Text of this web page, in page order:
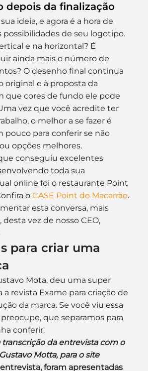
depois da finalização
ideia, e agora é a hora de
possibilidades de seu logotipo.
e na horizontal? É
ainda mais o número de
O desenho final continua
original e à proposta da
que cores de fundo ele pode
vez que você acredite ter
o melhor a se fazer é
pouco para conferir se não
opções melhores.
conseguiu excelentes
toda sua
online foi o restaurante Point
o CASE Point do Macarrão.
esta conversa, mais
desta vez de nosso CEO,
para criar uma
Mota, deu uma super
a revista Exame para criação de
da marca. Se você viu essa
preocupe, que separamos para
conferir:
transcrição da entrevista com o
Motta, para o site
foram apresentadas